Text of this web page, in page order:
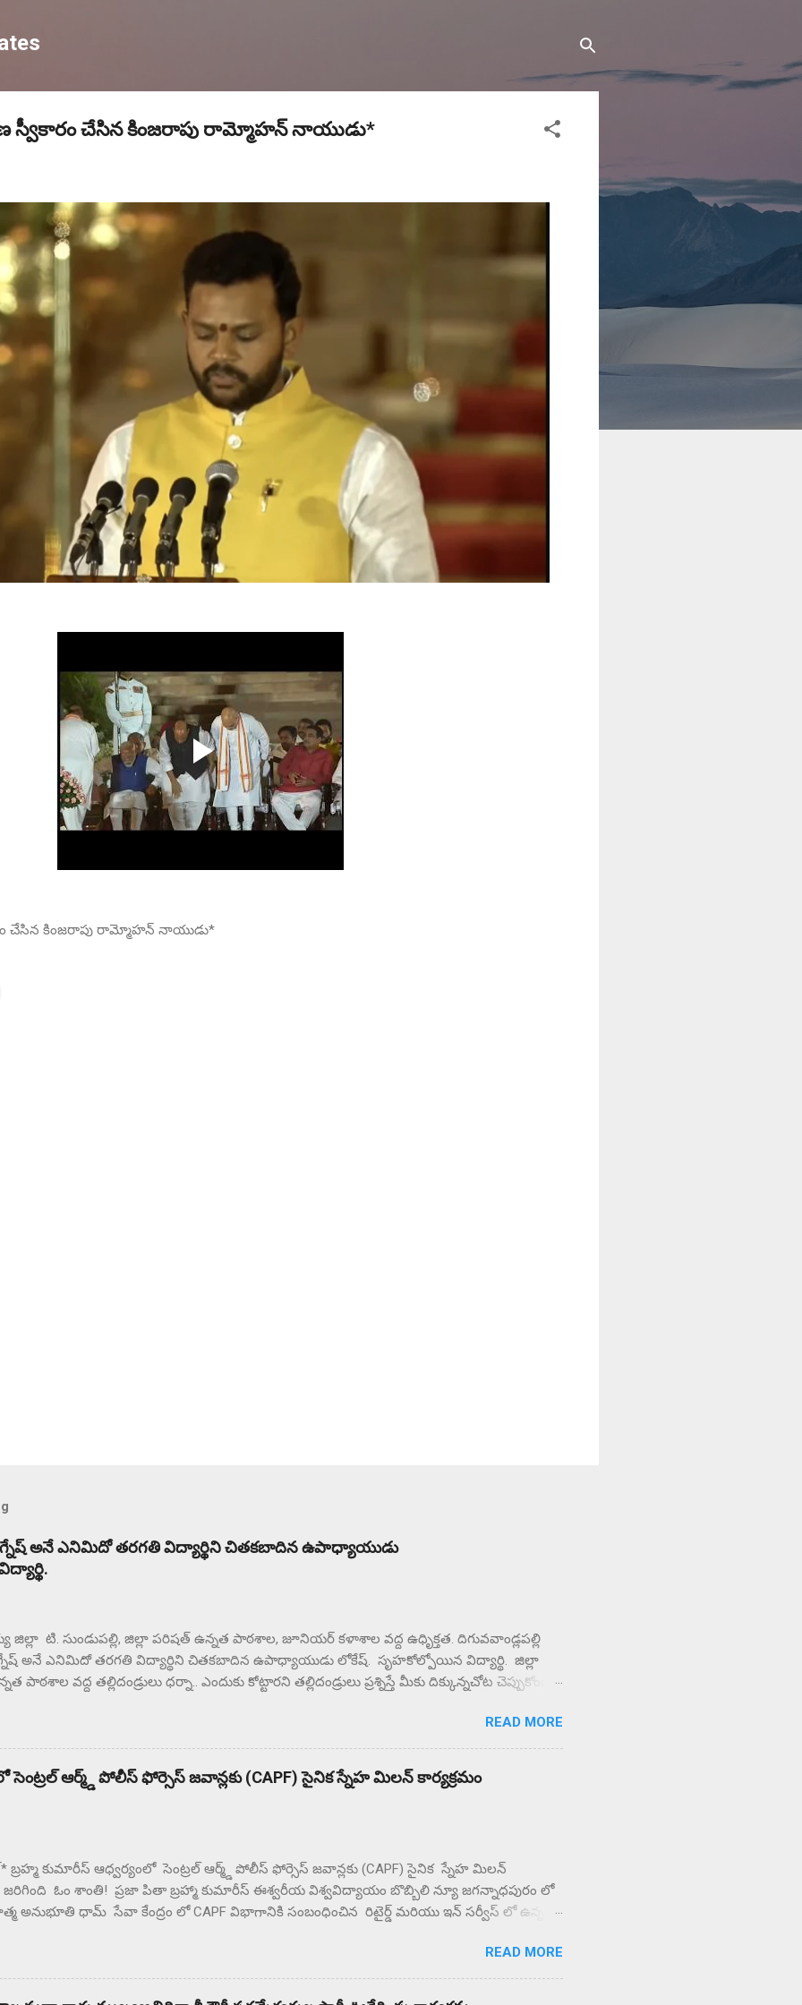
స్వీకారం చేసిన కింజరాపు రామ్మోహన్ నాయుడు*
చేసిన కింజరాపు రామ్మోహన్ నాయుడు*
విగ్నేష్ అనే ఎనిమిదో తరగతి విద్యార్థిని చితకబాదిన ఉపాధ్యాయుడు
జిల్లా టి. సుండుపల్లి, జిల్లా పరిషత్ ఉన్నత పాఠశాల, జూనియర్ కళాశాల వద్ద ఉధృిక్తత. దిగువవాండ్లపల్లి
అనే ఎనిమిదో తరగతి విద్యార్థిని చితకబాదిన ఉపాధ్యాయుడు లోకేష్. సృహకోల్పోయిన విద్యార్థి. జిల్లా
పాఠశాల వద్ద తల్లిదండ్రులు ధర్నా.. ఎందుకు కోట్టారని తల్లిదండ్రులు ప్రశ్నిస్తే మీకు దిక్కున్నచోట చెప్పుకోండని
గ్రామస్తులు. ఈ సంఘటనను దారి మళ్ళించే విధంగా సహాయ సహకారాలు చేస్తున్న పలు ఉపాధ్యాయులు
మందలిస్తున్న పలు ఉపాధ్యాయులు గంటల తరబడి తల్లిదండ్రులను మందులిస్తున్న పలు
న్యాయం జరిగే వరకు ఇక్కడ నుంచి కదిలేది లేదని భీష్మించుకోని కుర్చోన్న గ్రామస్తులు.
READ MORE
సెంట్రల్ ఆర్మ్డ్ పోలీస్ ఫోర్సెస్ జవాన్లకు (CAPF) సైనిక స్నేహ మిలన్ కార్యక్రమం
బ్రహ్మ కుమారీస్ ఆధ్వర్యంలో సెంట్రల్ ఆర్మ్డ్ పోలీస్ ఫోర్సెస్ జవాన్లకు (CAPF) సైనిక స్నేహ మిలన్
జరిగింది ఓం శాంతి! ప్రజా పితా బ్రహ్మా కుమారీస్ ఈశ్వరీయ విశ్వవిద్యాయం బొబ్బిలి న్యూ జగన్నాధపురం లో
అనుభూతి ధామ్ సేవా కేంద్రం లో CAPF విభాగానికి సంబంధించిన రిటైర్డ్ మరియు ఇన్ సర్వీస్ లో ఉన్న 70
ఎల్లప్పుడూ దేశమంతా CAPF జవాన్ సోదరులకు ఋణపడి ఉంటుందని బ్రహ్మ కుమారి రాజేశ్వరి అక్కయ్య
ఈ సందర్భంగా విచ్చేసిన CAPF సైనిక సోదరులు అందరికీ శివ పరమాత్మ పరిచయం నిచ్చి , బ్రహ్మా
చేపడుతున్న 20 విభాగాల ద్వారా ప్రపంచంలో 140 దేశాలలో రకరకాల సేవలను గూర్చి తెలియచేశారు.
READ MORE